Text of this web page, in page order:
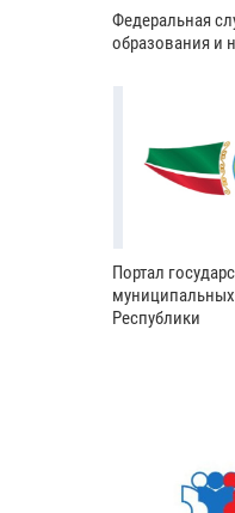
Федеральная
образования и
Портал
муниципальных
Республики